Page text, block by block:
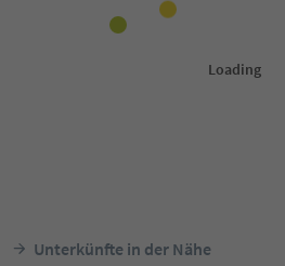
Unterkünfte in der Nähe